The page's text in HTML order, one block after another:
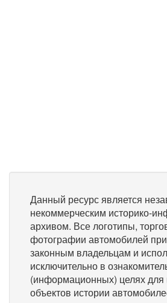
Данный ресурс является
некоммерческим историко-
архивом. Все логотипы,
фотографии автомобилей
законным владельцам и
исключительно в
(информационных) целях для
объектов истории